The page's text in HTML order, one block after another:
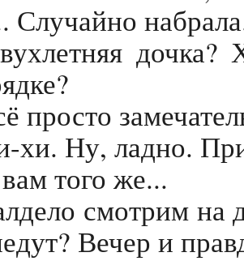
Случайно
просто
хи. Ну, ладно.
того же...
смотрим на
Вечер и